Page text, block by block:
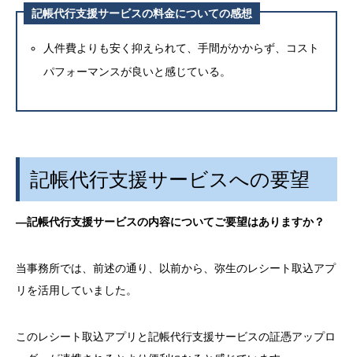
記帳代行支援サービスの料金についての感想
人件費よりも安く抑えられて、手間がかからず、コスト
パフォーマンスが良いと感じている。
記帳代行支援サービスへの要望
―記帳代行支援サービスの内容についてご要望はありますか？
当事務所では、前述の通り、以前から、弥生のレシート取込アプ
リを活用していました。
このレシート取込アプリと記帳代行支援サービスの証憑アップロ